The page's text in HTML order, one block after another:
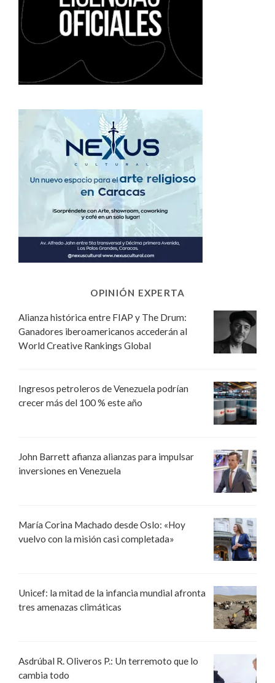
OPINIÓN EXPERTA
Alianza histórica entre FIAP y The Drum:
Ganadores iberoamericanos accederán al
World Creative Rankings Global
Ingresos petroleros de Venezuela podrían
crecer más del 100 % este año
John Barrett afianza alianzas para impulsar
inversiones en Venezuela
María Corina Machado desde Oslo: «Hoy
vuelvo con la misión casi completada»
Unicef: la mitad de la infancia mundial afronta
tres amenazas climáticas
Asdrúbal R. Oliveros P.: Un terremoto que lo
cambia todo